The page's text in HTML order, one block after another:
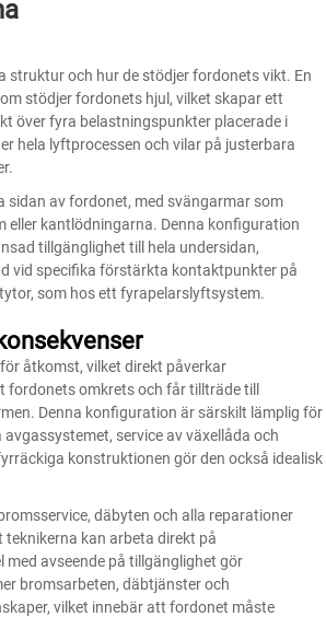
struktur och hur de stödjer fordonets vikt. En
stödjer fordonets hjul, vilket skapar ett
över fyra belastningspunkter placerade i
hela lyftprocessen och vilar på justerbara
sidan av fordonet, med svängarmar som
kantlödningarna. Denna konfiguration
tillgänglighet till hela undersidan,
vid specifika förstärkta kontaktpunkter på
som hos ett fyrapelarslyftsystem.
åtkomst, vilket direkt påverkar
omkrets och får tillträde till
Denna konfiguration är särskilt lämplig för
service av växellåda och
konstruktionen gör den också idealisk
däbyten och alla reparationer
kan arbeta direkt på
avseende på tillgänglighet gör
bromsarbeten, däbtjänster och
vilket innebär att fordonet måste